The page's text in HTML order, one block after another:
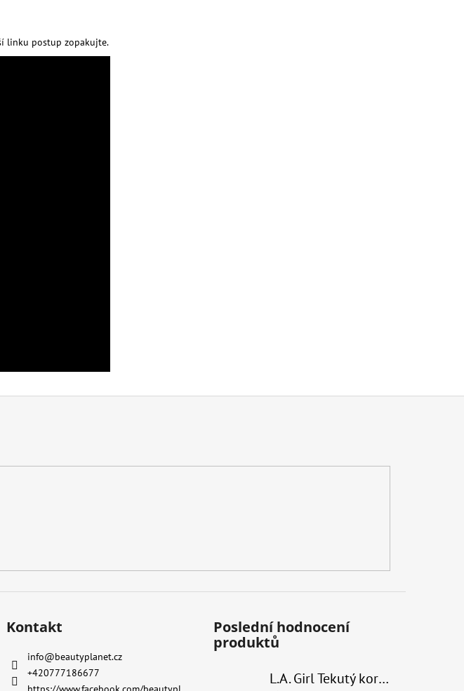
linku postup zopakujte.
Kontakt
info@beautyplanet.cz
+420777186677
Poslední hodnocení
produktů
L.A. Girl Tekutý korektor Hd Pro Conceal 8 g